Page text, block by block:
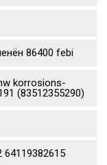
86400 febi
korrosions-
(83512355290)
64119382615